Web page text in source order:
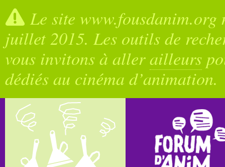
Le site
juillet 2015. Les outils de
vous invitons à allerailleurs
dédiés au cinéma d’animation.